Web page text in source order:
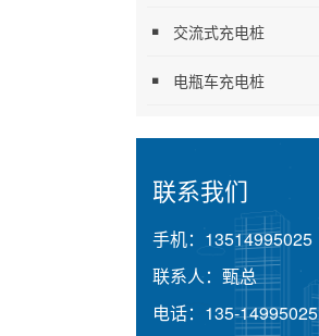
交流式充电桩
电瓶车充电桩
联系我们
手机： 13514995025
联系人： 甄总
电话： 135-14995025